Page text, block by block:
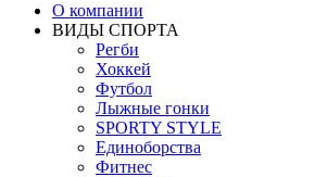
О компании
ВИДЫ СПОРТА
Регби
Хоккей
Футбол
Лыжные гонки
SPORTY STYLE
Единоборства
Фитнес